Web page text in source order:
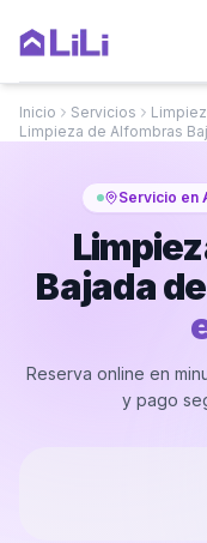
Inicio Servicios
Limpieza de Alfombras
Servicio en
Bajada
Reserva online en
y pago